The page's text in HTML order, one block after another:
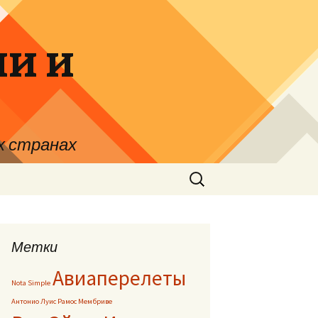
и
странах
Найти:
Метки
Nota Simple Авиаперелеты
Антонио Луис Рамос Мембриве